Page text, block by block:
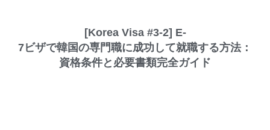
[Korea Visa #3-2] E-
7ビザで韓国の専門職に成功して就職する方法：
資格条件と必要書類完全ガイド